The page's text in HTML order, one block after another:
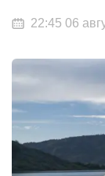
22:45 06